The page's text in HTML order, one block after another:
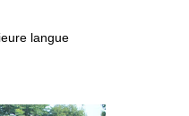
langue